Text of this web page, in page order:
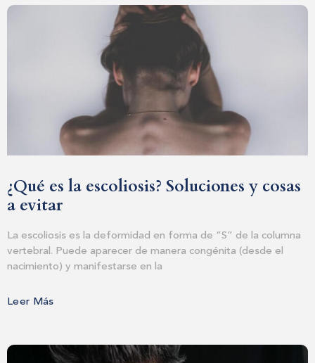
¿Qué es la escoliosis? Soluciones y cosas
a evitar
La escoliosis es la deformidad en forma de “S” de la columna
vertebral. Puede aparecer de manera congénita (desde el
nacimiento) y manifestarse en la
Leer Más
Appointment Form